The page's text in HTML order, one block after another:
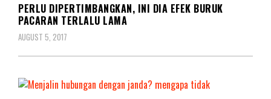
PERLU DIPERTIMBANGKAN, INI DIA EFEK BURUK
PACARAN TERLALU LAMA
AUGUST 5, 2017